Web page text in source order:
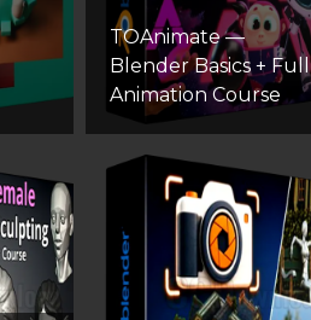
TOAnimate —
Blender Basics + Full
Animation Course